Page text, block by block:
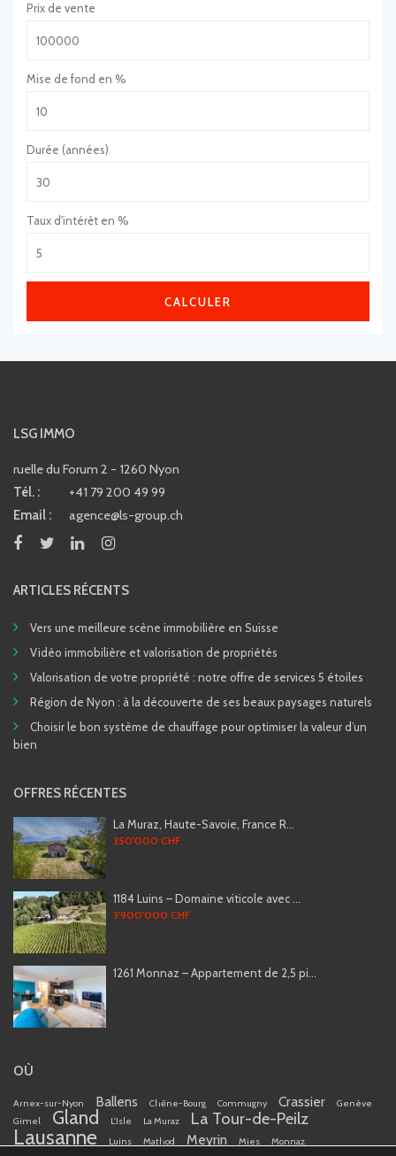
Prix de vente
Mise de fond en %
Durée (années)
Taux d'intérêt en %
CALCULER
LSG IMMO
ruelle du Forum 2 - 1260 Nyon
Tél. :
+41 79 200 49 99
Email :
agence@ls-group.ch
ARTICLES RÉCENTS
Vers une meilleure scène immobilière en Suisse
Vidéo immobilière et valorisation de propriétés
Valorisation de votre propriété : notre offre de services 5 étoiles
Région de Nyon : à la découverte de ses beaux paysages naturels
Choisir le bon système de chauffage pour optimiser la valeur d’un
bien
OFFRES RÉCENTES
La Muraz, Haute-Savoie, France R...
350'000 CHF
1184 Luins – Domaine viticole avec ...
3'900'000 CHF
1261 Monnaz – Appartement de 2,5 pi...
OÙ
Arnex-sur-Nyon Ballens Chêne-Bourg Commugny Crassier
Genève
Gimel
Gland L'Isle La Muraz La Tour-de-Peilz
Lausanne Luins Mathod Meyrin Mies Monnaz